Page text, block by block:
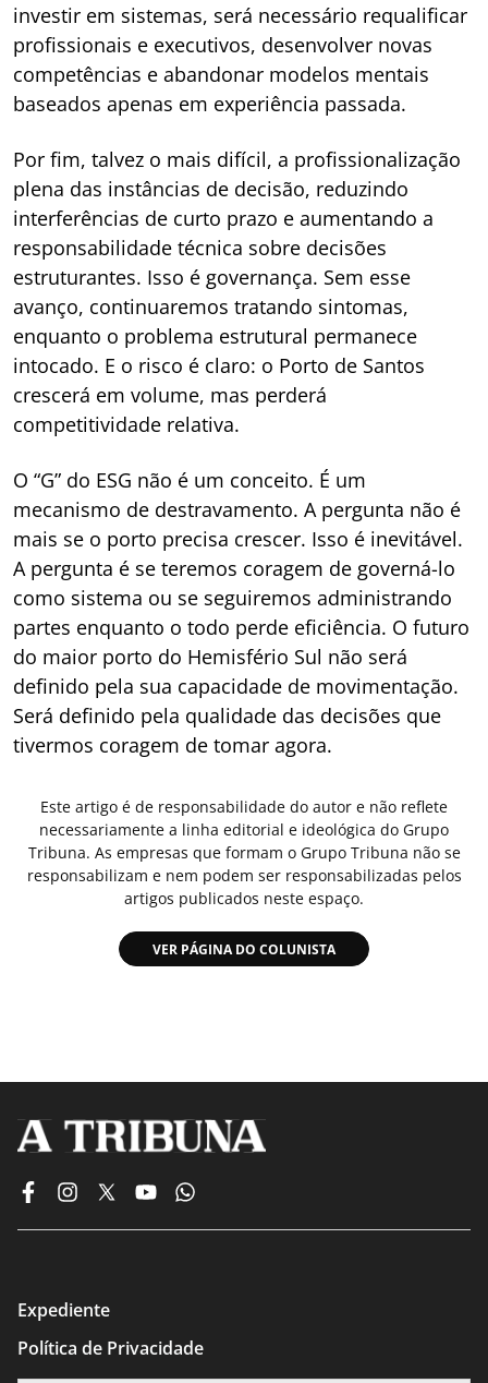
investir em sistemas, será necessário requalificar
profissionais e executivos, desenvolver novas
competências e abandonar modelos mentais
baseados apenas em experiência passada.
Por fim, talvez o mais difícil, a profissionalização
plena das instâncias de decisão, reduzindo
interferências de curto prazo e aumentando a
responsabilidade técnica sobre decisões
estruturantes. Isso é governança. Sem esse
avanço, continuaremos tratando sintomas,
enquanto o problema estrutural permanece
intocado. E o risco é claro: o Porto de Santos
crescerá em volume, mas perderá
competitividade relativa.
O “G” do ESG não é um conceito. É um
mecanismo de destravamento. A pergunta não é
mais se o porto precisa crescer. Isso é inevitável.
A pergunta é se teremos coragem de governá-lo
como sistema ou se seguiremos administrando
partes enquanto o todo perde eficiência. O futuro
do maior porto do Hemisfério Sul não será
definido pela sua capacidade de movimentação.
Será definido pela qualidade das decisões que
tivermos coragem de tomar agora.
Este artigo é de responsabilidade do autor e não reflete
necessariamente a linha editorial e ideológica do Grupo
Tribuna. As empresas que formam o Grupo Tribuna não se
responsabilizam e nem podem ser responsabilizadas pelos
artigos publicados neste espaço.
VER PÁGINA DO COLUNISTA
Expediente
Política de Privacidade